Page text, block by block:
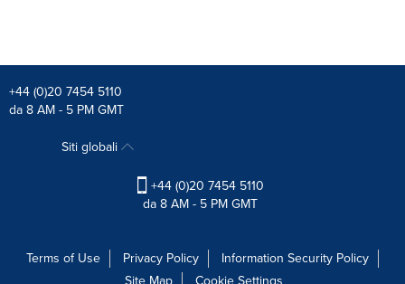
+44 (0)20 7454 5110
da 8 AM - 5 PM GMT
Siti globali
+44 (0)20 7454 5110
da 8 AM - 5 PM GMT
Terms of Use Privacy Policy
Information Security Policy